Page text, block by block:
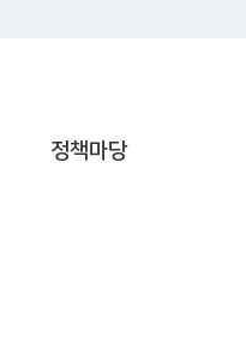
정책마당